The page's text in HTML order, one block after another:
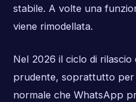
stabile. A volte una
viene rimodellata.
Nel 2026 il ciclo di
prudente, soprattutto per
normale che WhatsApp